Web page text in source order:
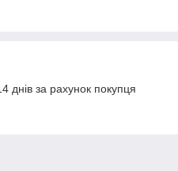
днів за рахунок покупця